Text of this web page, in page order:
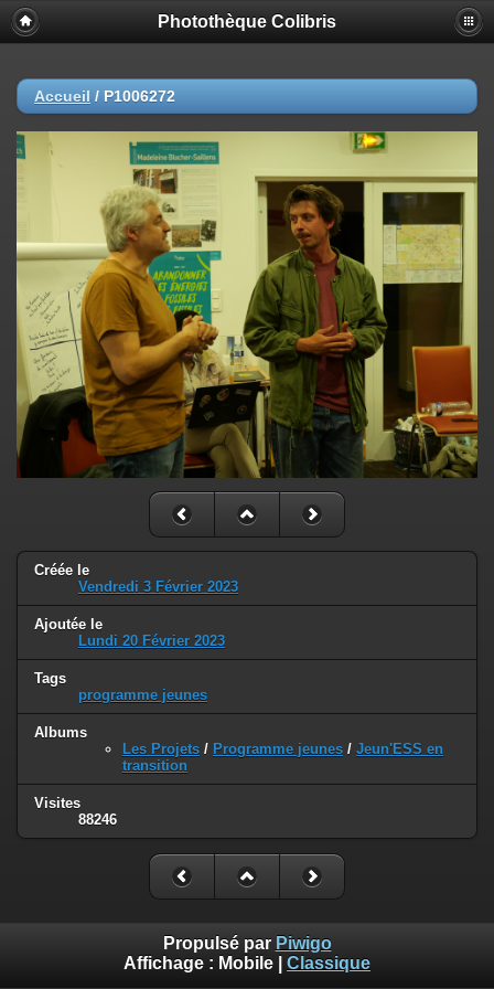
Photothèque Colibris
Accueil / P1006272
Créée le
Vendredi 3 Février 2023
Ajoutée le
Lundi 20 Février 2023
Tags
programme jeunes
Albums
Les Projets / Programme jeunes / Jeun'ESS en
transition
Visites
88246
Propulsé par Piwigo
Affichage : Mobile Classique